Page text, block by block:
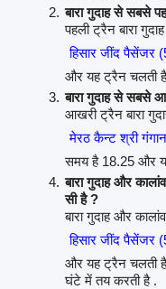
बारा गुदाह से सबसे
पहली ट्रैन बारा
हिसार जींद पैसेंजर
और यह ट्रैन चलती
बारा गुदाह से सबसे
आखरी ट्रैन बारा
मेरठ कैन्ट श्री
समय है 18.25 और
बारा गुदाह और
सी है ?
बारा गुदाह और
हिसार जींद पैसेंजर
और यह ट्रैन चलती है
घंटे में तय करती है .